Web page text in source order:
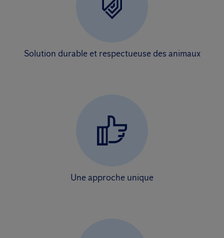
Solution durable et respectueuse des animaux
Une approche unique